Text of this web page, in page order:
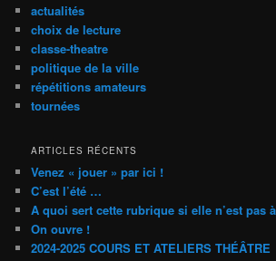
r
c
h
e
actualités
choix de lecture
classe-theatre
politique de la ville
répétitions amateurs
tournées
ARTICLES RÉCENTS
Venez « jouer » par ici !
C’est l’été …
A quoi sert cette rubrique si elle n’est pas
On ouvre !
2024-2025 COURS ET ATELIERS THÉÂTRE